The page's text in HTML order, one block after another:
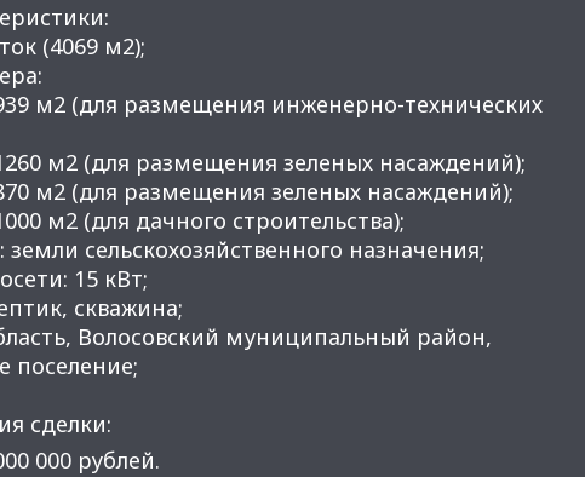
(4069 м2);
939 м2 (для размещения инженерно-технических
м2 (для размещения зеленых насаждений);
м2 (для размещения зеленых насаждений);
м2 (для дачного строительства);
земли сельскохозяйственного назначения;
15 кВт;
скважина;
Волосовский муниципальный район,
поселение;
сделки:
000 рублей.